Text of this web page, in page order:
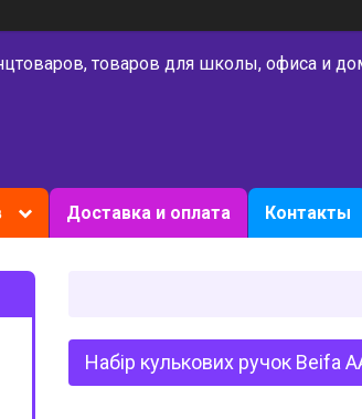
товаров для школы, офиса и
Доставка и оплата Контакты
Набір кулькових ручок Beifa